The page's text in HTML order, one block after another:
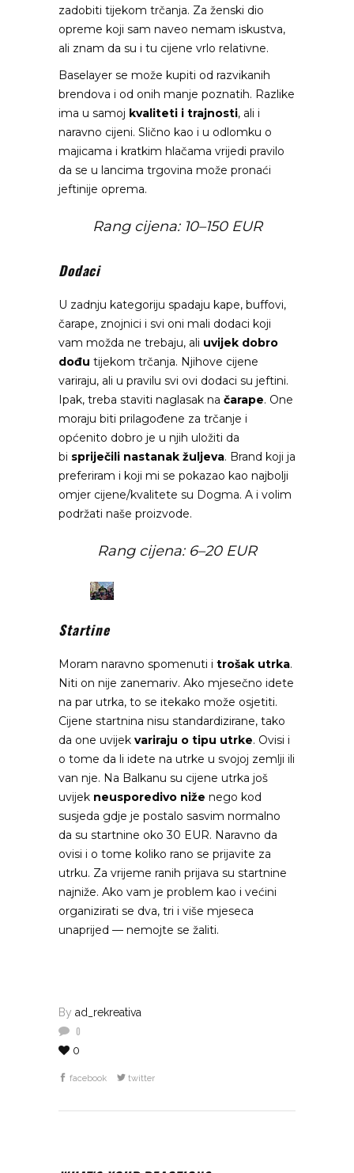
zadobiti tijekom trčanja. Za ženski dio
opreme koji sam naveo nemam iskustva,
ali znam da su i tu cijene vrlo relativne.
Baselayer se može kupiti od razvikanih
brendova i od onih manje poznatih. Razlike
ima u samoj kvaliteti i trajnosti, ali i
naravno cijeni. Slično kao i u odlomku o
majicama i kratkim hlačama vrijedi pravilo
da se u lancima trgovina može pronaći
jeftinije oprema.
Rang cijena: 10–150 EUR
Dodaci
U zadnju kategoriju spadaju kape, buffovi,
čarape, znojnici i svi oni mali dodaci koji
vam možda ne trebaju, ali uvijek dobro
dođu tijekom trčanja. Njihove cijene
variraju, ali u pravilu svi ovi dodaci su jeftini.
Ipak, treba staviti naglasak na čarape. One
moraju biti prilagođene za trčanje i
općenito dobro je u njih uložiti da
bi spriječili nastanak žuljeva. Brand koji ja
preferiram i koji mi se pokazao kao najbolji
omjer cijene/kvalitete su Dogma. A i volim
podržati naše proizvode.
Rang cijena: 6–20 EUR
Startine
Moram naravno spomenuti i trošak utrka.
Niti on nije zanemariv. Ako mjesečno idete
na par utrka, to se itekako može osjetiti.
Cijene startnina nisu standardizirane, tako
da one uvijek variraju o tipu utrke. Ovisi i
o tome da li idete na utrke u svojoj zemlji ili
van nje. Na Balkanu su cijene utrka još
uvijek neusporedivo niže nego kod
susjeda gdje je postalo sasvim normalno
da su startnine oko 30 EUR. Naravno da
ovisi i o tome koliko rano se prijavite za
utrku. Za vrijeme ranih prijava su startnine
najniže. Ako vam je problem kao i većini
organizirati se dva, tri i više mjeseca
unaprijed — nemojte se žaliti.
By ad_rekreativa
0
0
facebook twitter